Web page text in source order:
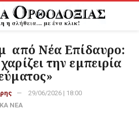
από Νέα Επίδαυρο:
την εμπειρία
29/06/2026 | 18:00
ΝΕΑ